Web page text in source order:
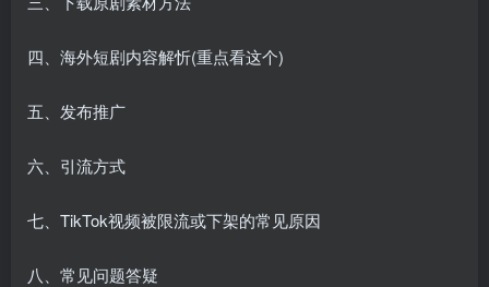
四、海外短剧内容解忻(重点看这个)
五、发布推广
六、引流方式
七、TikTok视频被限流或下架的常见原因
八、常见问题答疑